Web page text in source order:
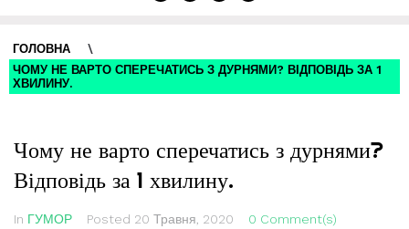
ГОЛОВНА
\
ЧОМУ НЕ ВАРТО СПЕРЕЧАТИСЬ З ДУРНЯМИ? ВІДПОВІДЬ ЗА 1
ХВИЛИНУ.
Чому не варто сперечатись з дурнями?
Відповідь за 1 хвилину.
In ГУМОР Posted 20 Травня, 2020 0 Comment(s)